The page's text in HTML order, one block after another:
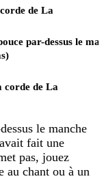
de La
par-dessus le
corde de La
le manche
fait une
pas, jouez
au chant ou à un